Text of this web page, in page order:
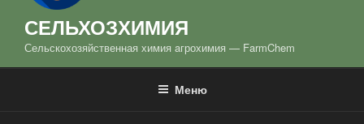
СЕЛЬХОЗХИМИЯ
Сельскохозяйственная химия aгрохимия — FarmChem
Меню